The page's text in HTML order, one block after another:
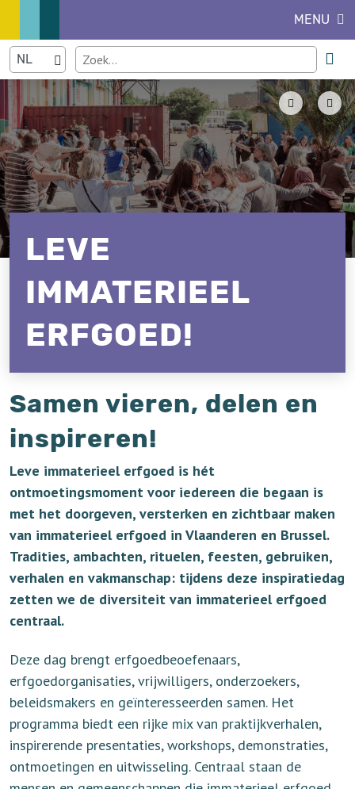
MENU
LEVE
IMMATERIEEL
ERFGOED!
Samen vieren, delen en
inspireren!
Leve immaterieel erfgoed is hét
ontmoetingsmoment voor iedereen die begaan is
met het doorgeven, versterken en zichtbaar maken
van immaterieel erfgoed in Vlaanderen en Brussel.
Tradities, ambachten, rituelen, feesten, gebruiken,
verhalen en vakmanschap: tijdens deze inspiratiedag
zetten we de diversiteit van immaterieel erfgoed
centraal.
Deze dag brengt erfgoedbeoefenaars,
erfgoedorganisaties, vrijwilligers, onderzoekers,
beleidsmakers en geïnteresseerden samen. Het
programma biedt een rijke mix van praktijkverhalen,
inspirerende presentaties, workshops, demonstraties,
ontmoetingen en uitwisseling. Centraal staan de